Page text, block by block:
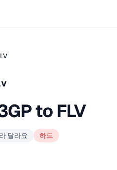
to FLV
달라요 하드